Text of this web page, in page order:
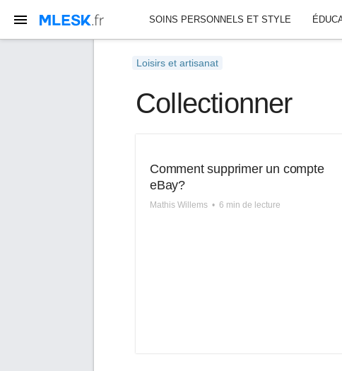
SOINS PERSONNELS ET STYLE
Loisirs et artisanat
Collectionner
Comment supprimer un compte
eBay?
Mathis Willems • 6 min de lecture